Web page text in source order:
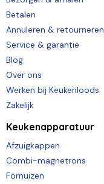
Betalen
Annuleren & retourneren
Service & garantie
Blog
Over ons
Werken bij Keukenloods
Zakelijk
Keukenapparatuur
Afzuigkappen
Combi-magnetrons
Fornuizen